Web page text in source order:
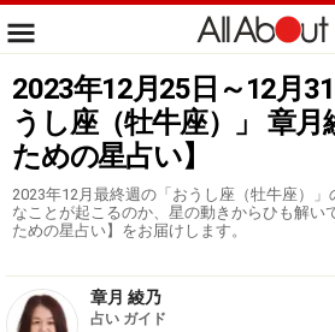
2023年12月25日～12月
うし座（牡牛座）」 章
ための星占い】
2023年12月最終週の「おうし座（牡牛座）
なことが起こるのか、星の動きからひも解い
ための星占い】をお届けします。
章月 綾乃
占い ガイド